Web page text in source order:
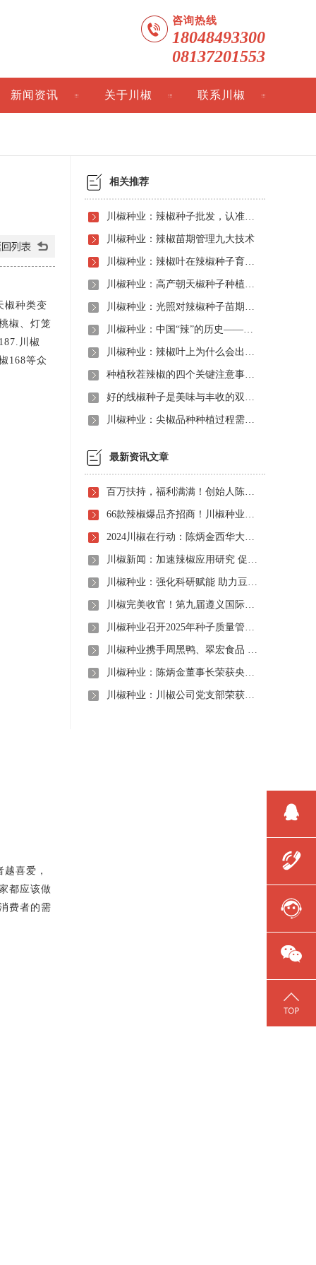
咨询热线
18048493300
08137201553
新闻资讯 关于川椒 联系川椒
椒种类变
椒、灯笼
川椒
168等众
喜爱，
都应该做
费者的需
相关推荐
川椒种业：辣椒种子批发，认准川椒种业
川椒种业：辣椒苗期管理九大技术
川椒种业：辣椒叶在辣椒种子育种工作中的实用价值
川椒种业：高产朝天椒种子种植该如何施肥
川椒种业：光照对辣椒种子苗期的生长发育促进作用
川椒种业：中国“辣”的历史——朝天椒种子哪个品种超辣
川椒种业：辣椒叶上为什么会出现水渍状斑点？
种植秋茬辣椒的四个关键注意事项-川椒种业
好的线椒种子是美味与丰收的双重保障
川椒种业：尖椒品种种植过程需要的注意事项之品种的匹配地域与种植模式
最新资讯文章
百万扶持，福利满满！创始人陈炳金先生辣椒育种40周年暨首届线上产品观摩招商会即将启动！
66款辣椒爆品齐招商！川椒种业首届线上观摩招商会竟有如此劲爆政策，诱人福利！
2024川椒在行动：陈炳金西华大学交流之旅
川椒新闻：加速辣椒应用研究 促进辣椒产业振兴
川椒种业：强化科研赋能 助力豆瓣产业高质量发展
川椒完美收官！第九届遵义国际辣椒博览会圆满落幕——川椒种业
川椒种业召开2025年种子质量管理自查会 严把质量关筑牢种业发展根基
川椒种业携手周黑鸭、翠宏食品 共启卤味专用辣椒定制新时代
川椒种业：陈炳金董事长荣获央视评选“2020年度最美退役军人”称号
川椒种业：川椒公司党支部荣获“优秀党组织称号”